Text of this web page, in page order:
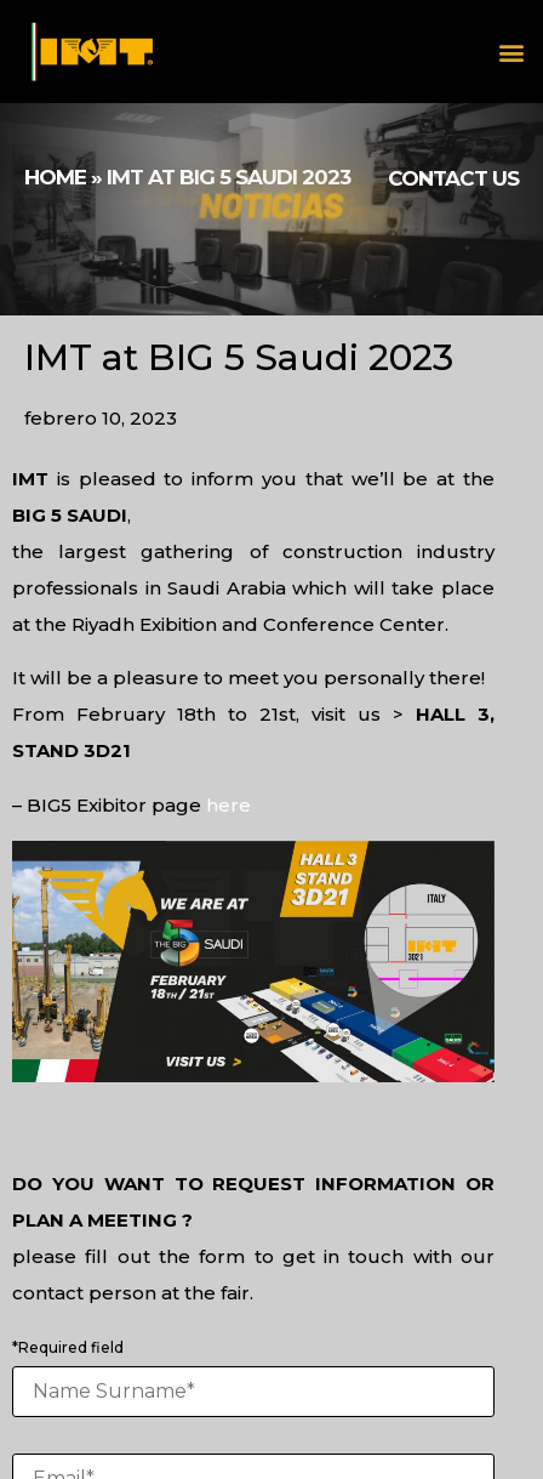
HOME» IMT AT BIG 5 SAUDI 2023 CONTACT US
IMT at BIG 5 Saudi 2023
febrero 10, 2023
IMT is pleased to inform you that we’ll be at the
BIG 5 SAUDI,
the largest gathering of construction industry
professionals in Saudi Arabia which will take place
at the Riyadh Exibition and Conference Center.
It will be a pleasure to meet you personally there!
From February 18th to 21st, visit us > HALL 3,
STAND 3D21
– BIG5 Exibitor page here
DO YOU WANT TO REQUEST INFORMATION OR
PLAN A MEETING ?
please fill out the form to get in touch with our
contact person at the fair.
*Required field